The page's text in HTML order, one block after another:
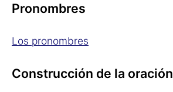
Pronombres
Los pronombres
Construcción de la oración